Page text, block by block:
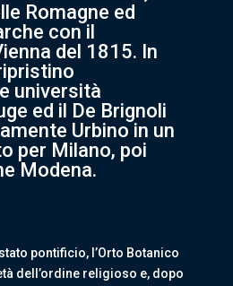
Romagne ed
con il
del 1815. In
università
ed il De Brignoli
Urbino in un
per Milano, poi
Modena.
pontificio, l’Orto Botanico
dell’ordine religioso e, dopo